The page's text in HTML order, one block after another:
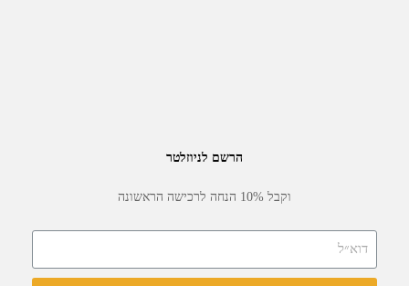
הרשם לניוזלטר
וקבל 10% הנחה לרכישה הראשונה